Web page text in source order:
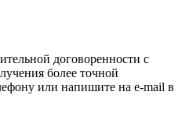
договоренности с
более точной
или напишите на e-mail в